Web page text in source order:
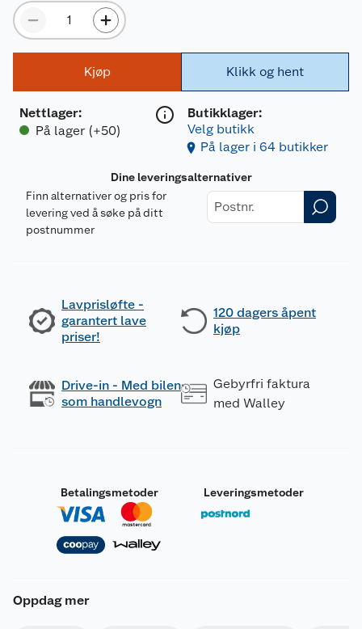
Kjøp
Nettlager:
På lager (+50)
Klikk og hent
Butikklager:
Velg butikk
På lager i 64 butikker
Dine leveringsalternativer
Finn alternativer og pris for
levering ved å søke på ditt
postnummer
Lavprisløfte -
garantert lave
priser!
120 dagers åpent
kjøp
Drive-in - Med bilen
som handlevogn
Gebyrfri faktura
med Walley
Betalingsmetoder Leveringsmetoder
Oppdag mer